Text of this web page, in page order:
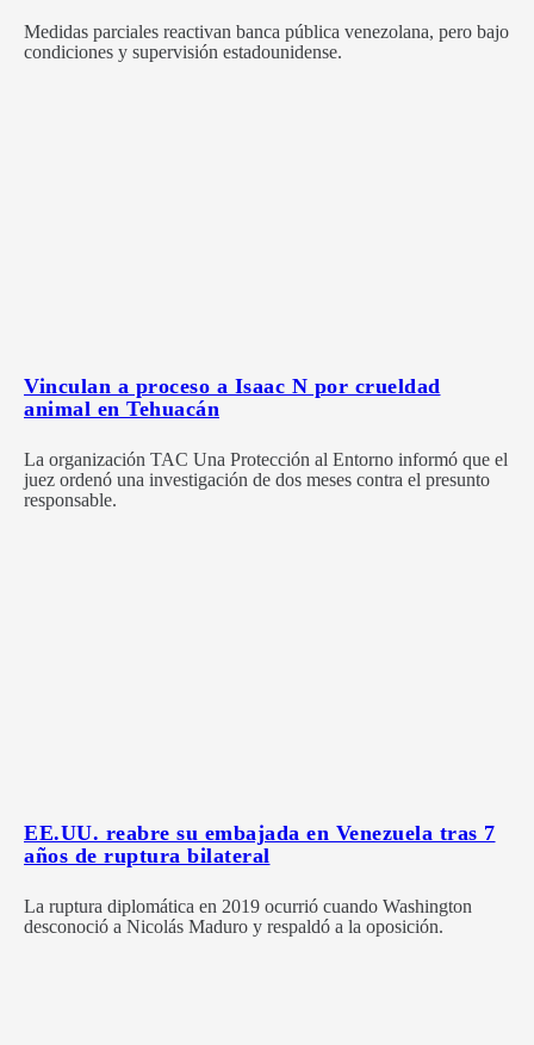
Medidas parciales reactivan banca pública venezolana, pero bajo
condiciones y supervisión estadounidense.
Vinculan a proceso a Isaac N por crueldad
animal en Tehuacán
La organización TAC Una Protección al Entorno informó que el
juez ordenó una investigación de dos meses contra el presunto
responsable.
EE.UU. reabre su embajada en Venezuela tras 7
años de ruptura bilateral
La ruptura diplomática en 2019 ocurrió cuando Washington
desconoció a Nicolás Maduro y respaldó a la oposición.